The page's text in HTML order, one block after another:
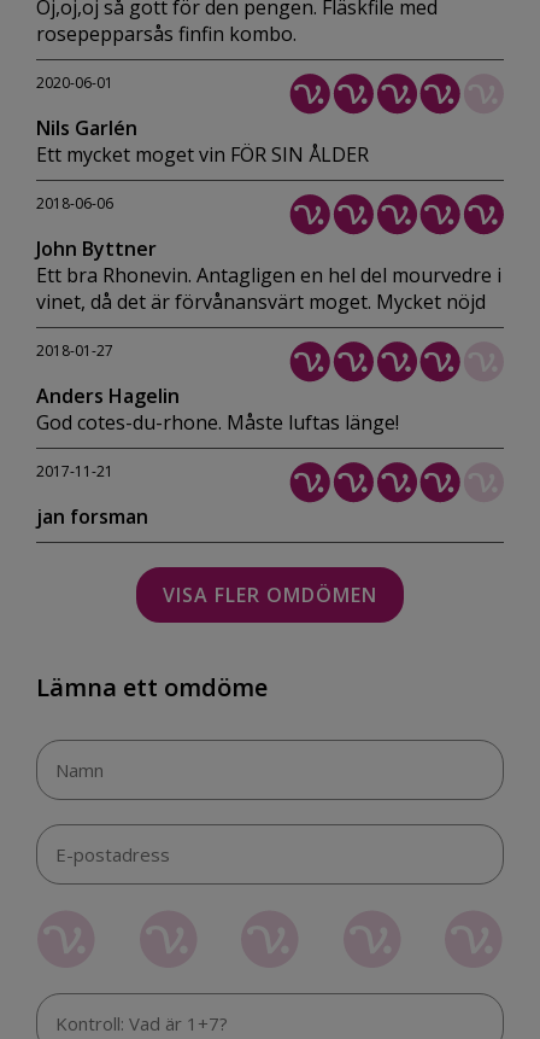
Oj,oj,oj så gott för den pengen. Fläskfile med
rosepepparsås finfin kombo.
2020-06-01
Nils Garlén
Ett mycket moget vin FÖR SIN ÅLDER
2018-06-06
John Byttner
Ett bra Rhonevin. Antagligen en hel del mourvedre i
vinet, då det är förvånansvärt moget. Mycket nöjd
2018-01-27
Anders Hagelin
God cotes-du-rhone. Måste luftas länge!
2017-11-21
jan forsman
VISA FLER OMDÖMEN
Lämna ett omdöme